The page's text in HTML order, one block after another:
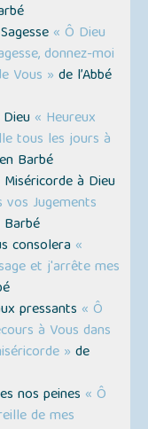
« Ô Dieu
donnez-moi
Vous » de l’Abbé
« Heureux
tous les jours à
Barbé
à Dieu
vos Jugements
Barbé
consolera «
et j'arrête mes
pressants « Ô
à Vous dans
» de
nos peines « Ô
de mes